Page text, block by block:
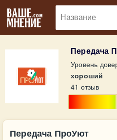
Передача
Уровень
хороший
41 отзыв
Передача ПроУют